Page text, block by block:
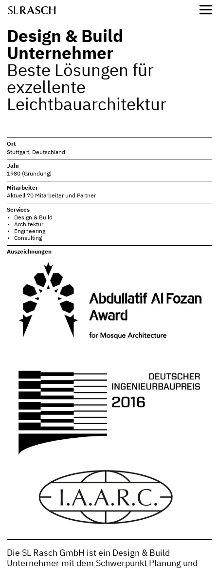
Design & Build
Unternehmer
Beste Lösungen für
exzellente
Leichtbauarchitektur
Ort
Stuttgart, Deutschland
Jahr
1980 (Gründung)
Mitarbeiter
Aktuell 70 Mitarbeiter und Partner
Services
Design & Build
Architektur
Engineering
Consulting
Auszeichnungen
Die SL Rasch GmbH ist ein Design & Build
Unternehmer mit dem Schwerpunkt Planung und